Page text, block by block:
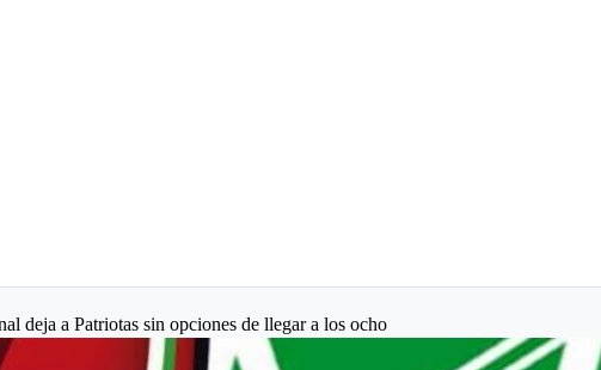
deja a Patriotas sin opciones de llegar a los ocho